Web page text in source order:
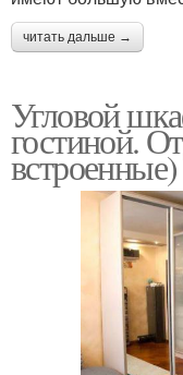
читать дальше →
Угловой
гостиной.